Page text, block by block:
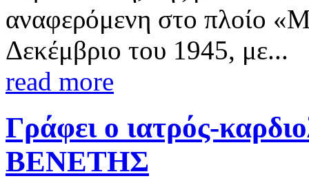
αναφερόμενη στο πλοίο
Δεκέμβριο του 1945, με...
read more
Γράφει ο ιατρός-
ΒΕΝΕΤΗΣ